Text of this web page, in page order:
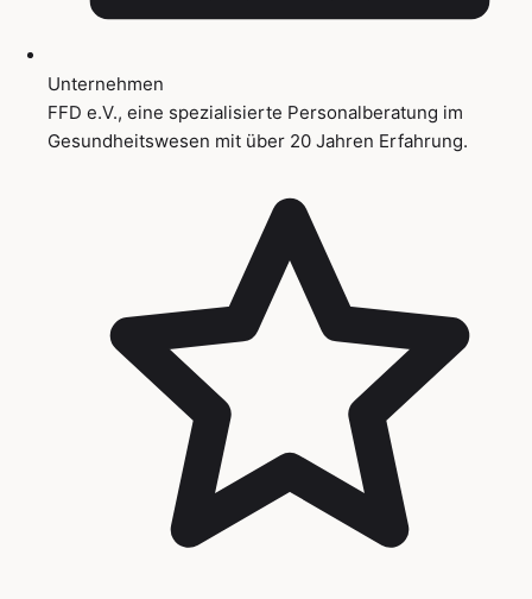
Unternehmen
FFD e.V., eine spezialisierte Personalberatung im
Gesundheitswesen mit über 20 Jahren Erfahrung.